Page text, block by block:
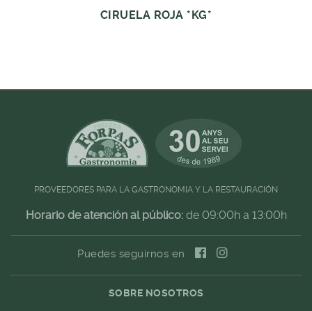
CIRUELA ROJA *KG*
PROVEEDORES PARA LA GASTRONOMIA Y LA RESTAURACIÓN
Horario de atención al público:de 09:00h a 13:00h
Puedes seguirnos en
SOBRE NOSOTROS